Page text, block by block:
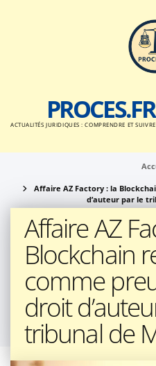
PROCES.FR
ACTUALITÉS JURIDIQUES : COMPRENDRE ET SUIVRE
Affaire AZ Factory : la
d’auteur par le
Affaire AZ
Blockchain
comme
droit
tribunal de